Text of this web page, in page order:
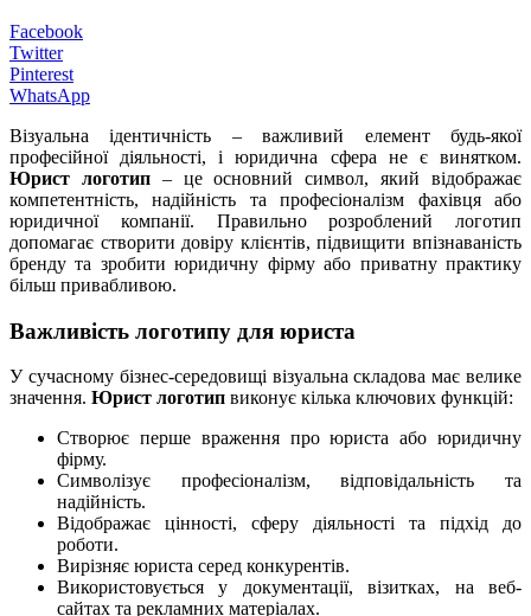
Facebook
Twitter
Pinterest
WhatsApp
Візуальна ідентичність – важливий елемент будь-якої
професійної діяльності, і юридична сфера не є винятком.
Юрист логотип– це основний символ, який відображає
компетентність, надійність та професіоналізм фахівця або
юридичної компанії. Правильно розроблений логотип
допомагає створити довіру клієнтів, підвищити впізнаваність
бренду та зробити юридичну фірму або приватну практику
більш привабливою.
Важливість логотипу для юриста
У сучасному бізнес-середовищі візуальна складова має велике
значення. Юрист логотип виконує кілька ключових функцій:
Створює перше враження про юриста або юридичну
фірму.
Символізує професіоналізм, відповідальність та
надійність.
Відображає цінності, сферу діяльності та підхід до
роботи.
Вирізняє юриста серед конкурентів.
Використовується у документації, візитках, на веб-
сайтах та рекламних матеріалах.